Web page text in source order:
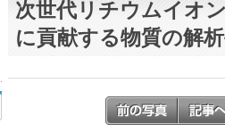
次世代リチウムイオ
に貢献する物質の解